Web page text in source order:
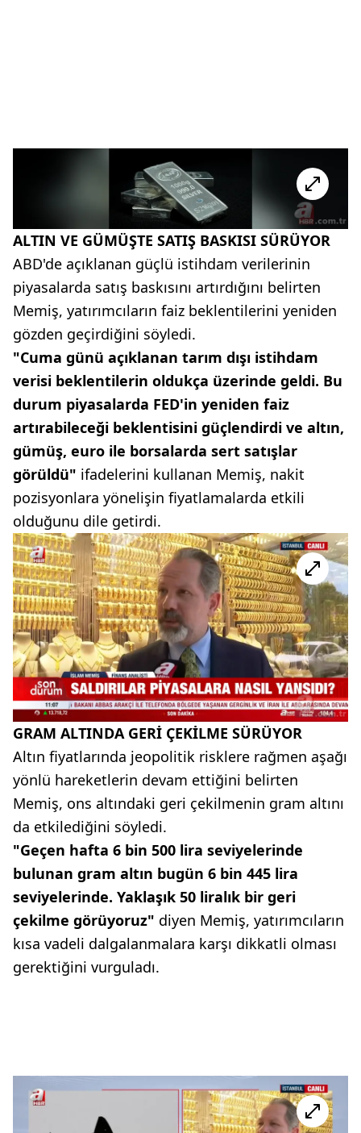
ALTIN VE GÜMÜŞTE SATIŞ BASKISI SÜRÜYOR
ABD'de açıklanan güçlü istihdam verilerinin
piyasalarda satış baskısını artırdığını belirten
Memiş, yatırımcıların faiz beklentilerini yeniden
gözden geçirdiğini söyledi.
"Cuma günü açıklanan tarım dışı istihdam
verisi beklentilerin oldukça üzerinde geldi. Bu
durum piyasalarda FED'in yeniden faiz
artırabileceği beklentisini güçlendirdi ve altın,
gümüş, euro ile borsalarda sert satışlar
görüldü" ifadelerini kullanan Memiş, nakit
pozisyonlara yönelişin fiyatlamalarda etkili
olduğunu dile getirdi.
GRAM ALTINDA GERİ ÇEKİLME SÜRÜYOR
Altın fiyatlarında jeopolitik risklere rağmen aşağı
yönlü hareketlerin devam ettiğini belirten
Memiş, ons altındaki geri çekilmenin gram altını
da etkilediğini söyledi.
"Geçen hafta 6 bin 500 lira seviyelerinde
bulunan gram altın bugün 6 bin 445 lira
seviyelerinde. Yaklaşık 50 liralık bir geri
çekilme görüyoruz" diyen Memiş, yatırımcıların
kısa vadeli dalgalanmalara karşı dikkatli olması
gerektiğini vurguladı.